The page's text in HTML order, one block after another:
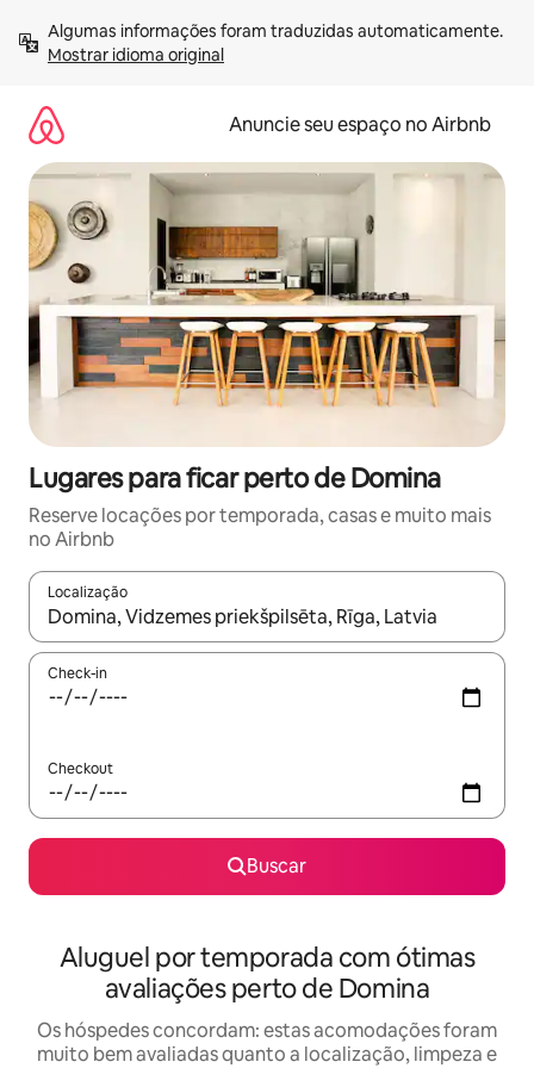
para
Mostrar idioma original
Anuncie seu espaço no Airbnb
Lugares para ficar perto de Domina
Reserve locações por temporada, casas e muito mais
no Airbnb
Localização
Quando os resultados estiverem disponíveis, explore-os
Check-in
Checkout
Buscar
Aluguel por temporada com ótimas
avaliações perto de Domina
Os hóspedes concordam: estas acomodações foram
muito bem avaliadas quanto a localização, limpeza e